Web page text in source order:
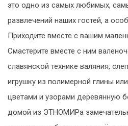
это одно из самых любимых,
развлечений наших гостей, а
Приходите вместе с вашим
Смастерите вместе с ним
славянской технике валяния,
игрушку из полимерной глины
цветами и узорами деревянную
домой из ЭТНОМИРа